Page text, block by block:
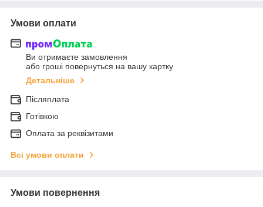
Умови оплати
Ви отримаєте замовлення
або гроші повернуться на вашу картку
Детальніше
Післяплата
Готівкою
Оплата за реквізитами
Всі умови оплати
Умови повернення